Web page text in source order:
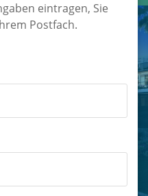
eintragen, Sie
Postfach.